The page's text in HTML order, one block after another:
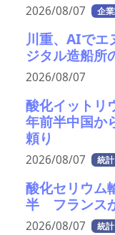
2026/08/07 企
川重、AIでエ
ジタル造船所
2026/08/07
酸化イット
年前半中国
頼り
2026/08/07 統計
酸化セリウ
半 フランス
2026/08/07 統計